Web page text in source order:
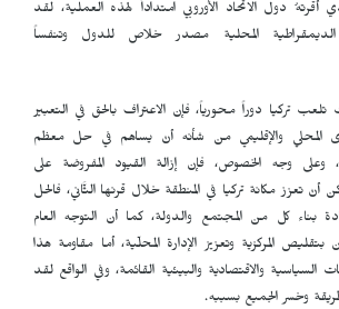
أقرتهُ دول الاتّحاد الأوروبي امتداداً لهذه العملية، لقد
المحلية مصدر خلاص للدول وتنفساً
تركيا دوراً محورياً، فإن الاعتراف بالحق في التعبير
المحلي والإقليمي من شأنه أنْ يساهم في حل معظم
وعلى وجه الخصوص، فإن إزالة القيود المفروضة على
أنْ تعزز مكانة تركيا في المنطقة خلال قرنها الثَّاني، فالحل
بناء كل من المجتمع والدولة، كما أن التوجه العام
المركزية وتعزيز الإدارة المحلّية، أما مقاومة هذا
السياسية والاقتصادية والبيئية القائمة، وفي الواقع لقد
وخسر الجميع بسببه.